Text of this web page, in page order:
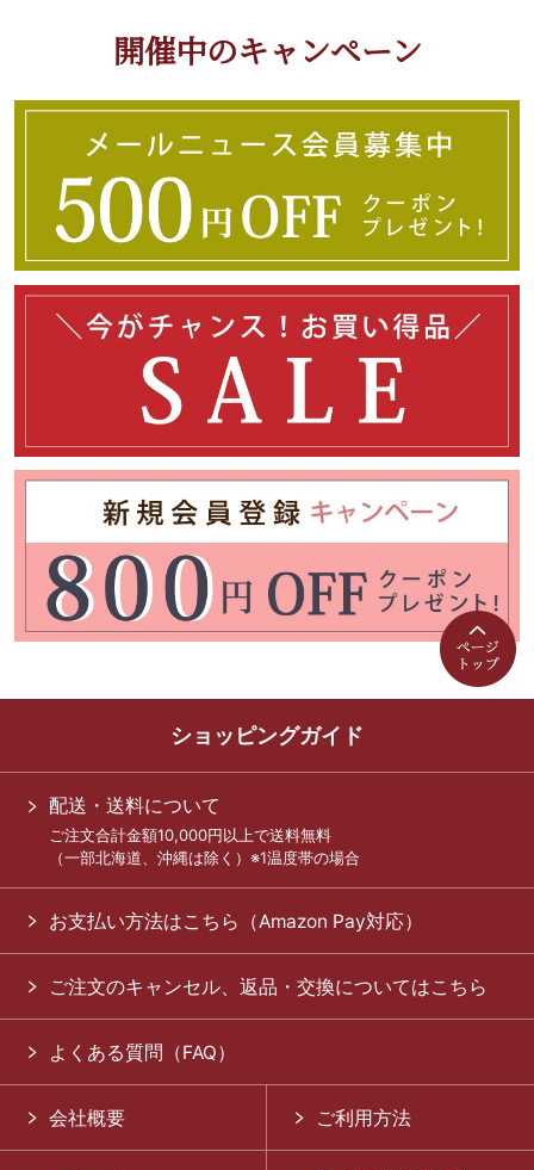
開催中のキャンペーン
ショッピングガイド
配送・送料について
ご注文合計金額10,000円以上で送料無料
（一部北海道、沖縄は除く）※1温度帯の場合
お支払い方法はこちら（Amazon Pay対応）
ご注文のキャンセル、返品・交換についてはこちら
よくある質問（FAQ）
会社概要 ご利用方法